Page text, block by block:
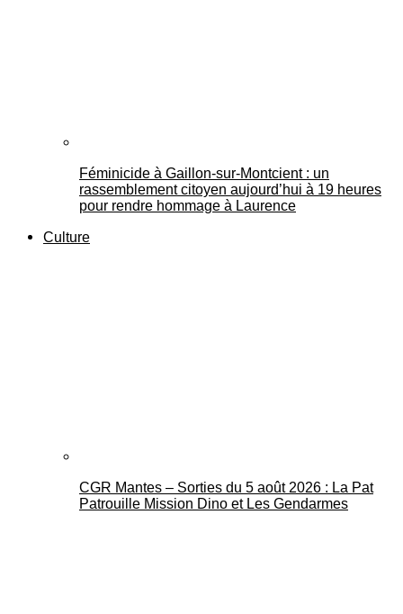
Féminicide à Gaillon‑sur‑Montcient : un
rassemblement citoyen aujourd’hui à 19 heures
pour rendre hommage à Laurence
Culture
CGR Mantes – Sorties du 5 août 2026 : La Pat
Patrouille Mission Dino et Les Gendarmes